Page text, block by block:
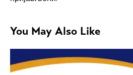
You May Also Like